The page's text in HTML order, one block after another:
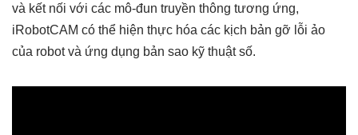
và kết nối với các mô-đun truyền thông tương ứng,
iRobotCAM có thể hiện thực hóa các kịch bản gỡ lỗi ảo
của robot và ứng dụng bản sao kỹ thuật số.